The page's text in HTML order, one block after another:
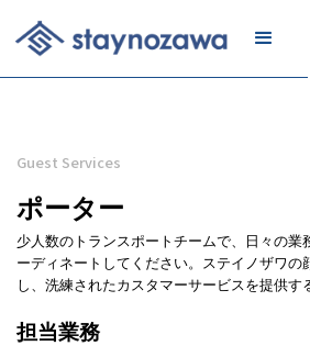
Guest Services
ポーター
少人数のトランスポートチームで、日々の業
ーディネートしてください。ステイノザワの
し、洗練されたカスタマーサービスを提供す
担当業務